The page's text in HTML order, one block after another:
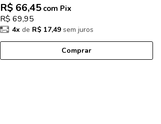
R$ 69,95
R$ 66,45 com Pix
4x de R$ 17,49 sem juros
Comprar